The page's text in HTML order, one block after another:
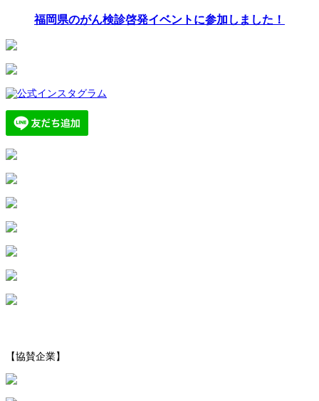
福岡県のがん検診啓発イベントに参加しました！
【協賛企業】